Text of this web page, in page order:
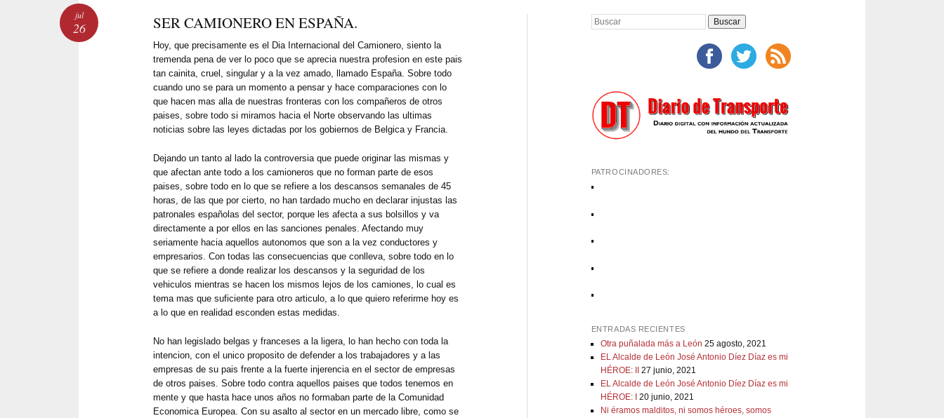
SER CAMIONERO EN ESPAÑA.
Hoy, que precisamente es el Dia Internacional del Camionero, siento la
tremenda pena de ver lo poco que se aprecia nuestra profesion en este pais
tan cainita, cruel, singular y a la vez amado, llamado España. Sobre todo
cuando uno se para un momento a pensar y hace comparaciones con lo
que hacen mas alla de nuestras fronteras con los compañeros de otros
paises, sobre todo si miramos hacia el Norte observando las ultimas
noticias sobre las leyes dictadas por los gobiernos de Belgica y Francia.
Dejando un tanto al lado la controversia que puede originar las mismas y
que afectan ante todo a los camioneros que no forman parte de esos
paises, sobre todo en lo que se refiere a los descansos semanales de 45
horas, de las que por cierto, no han tardado mucho en declarar injustas las
patronales españolas del sector, porque les afecta a sus bolsillos y va
directamente a por ellos en las sanciones penales. Afectando muy
seriamente hacia aquellos autonomos que son a la vez conductores y
empresarios. Con todas las consecuencias que conlleva, sobre todo en lo
que se refiere a donde realizar los descansos y la seguridad de los
vehiculos mientras se hacen los mismos lejos de los camiones, lo cual es
tema mas que suficiente para otro articulo, a lo que quiero referirme hoy es
a lo que en realidad esconden estas medidas.
No han legislado belgas y franceses a la ligera, lo han hecho con toda la
intencion, con el unico proposito de defender a los trabajadores y a las
empresas de su pais frente a la fuerte injerencia en el sector de empresas
de otros paises. Sobre todo contra aquellos paises que todos tenemos en
mente y que hasta hace unos años no formaban parte de la Comunidad
Economica Europea. Con su asalto al sector en un mercado libre, como se
jul
26 Buscar
PATROCINADORES:
ENTRADAS RECIENTES
Otra puñalada más a León 25 agosto, 2021
EL Alcalde de León José Antonio Díez Díaz es mi
HÉROE: II
27 junio, 2021
EL Alcalde de León José Antonio Díez Díaz es mi
HÉROE: I
20 junio, 2021
Ni éramos malditos, ni somos héroes, somos